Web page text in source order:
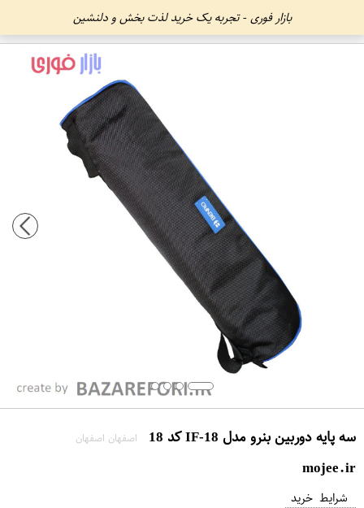
بازار فوری - تجربه یک خرید لذت بخش و دلنشین
سه پایه دوربین بنرو مدل IF-18 کد 18 اصفهان اصفهان
mojee.ir
شرایط خرید